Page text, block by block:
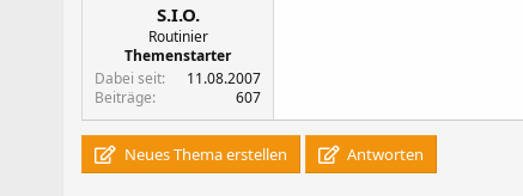
S.I.O.
Routinier
Themenstarter
Dabei seit
11.08.2007
Beiträge
607
Neues Thema erstellen Antworten